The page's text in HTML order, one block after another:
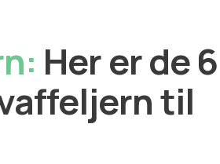
Her er de 6
til